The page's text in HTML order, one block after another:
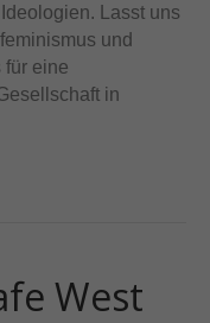
Lasst uns
und
für eine
in
West